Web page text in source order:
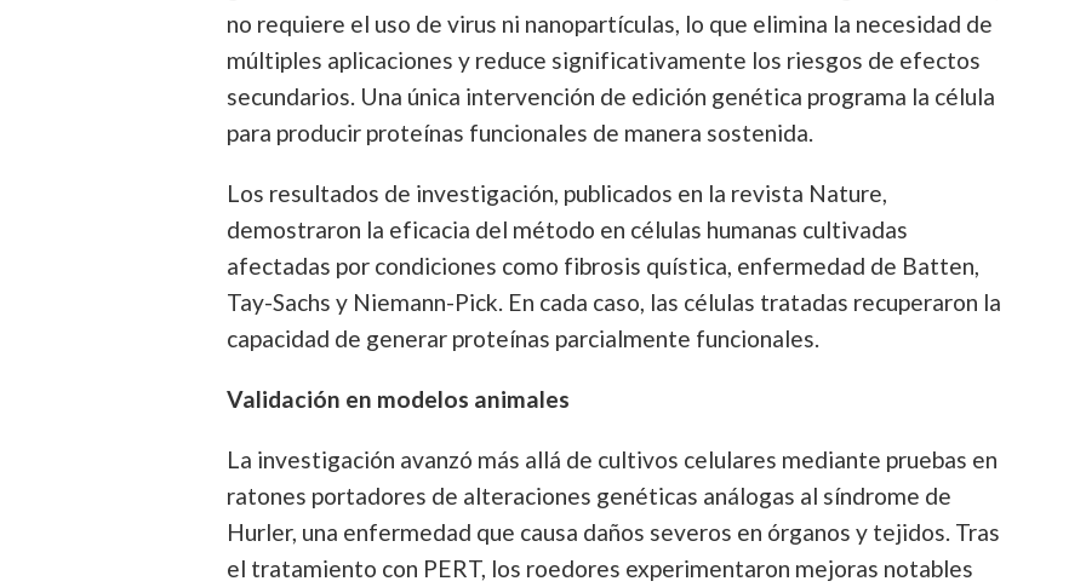
no requiere el uso de virus ni nanopartículas, lo que elimina la necesidad de
múltiples aplicaciones y reduce significativamente los riesgos de efectos
secundarios. Una única intervención de edición genética programa la célula
para producir proteínas funcionales de manera sostenida.
Los resultados de investigación, publicados en la revista Nature,
demostraron la eficacia del método en células humanas cultivadas
afectadas por condiciones como fibrosis quística, enfermedad de Batten,
Tay-Sachs y Niemann-Pick. En cada caso, las células tratadas recuperaron la
capacidad de generar proteínas parcialmente funcionales.
Validación en modelos animales
La investigación avanzó más allá de cultivos celulares mediante pruebas en
ratones portadores de alteraciones genéticas análogas al síndrome de
Hurler, una enfermedad que causa daños severos en órganos y tejidos. Tras
el tratamiento con PERT, los roedores experimentaron mejoras notables